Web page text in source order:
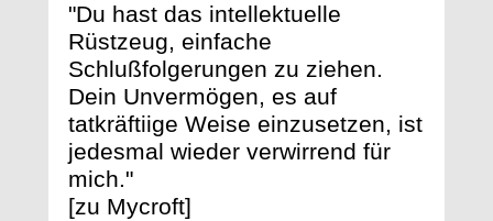
"Du hast das intellektuelle
Rüstzeug, einfache
Schlußfolgerungen zu ziehen.
Dein Unvermögen, es auf
tatkräftiige Weise einzusetzen, ist
jedesmal wieder verwirrend für
mich."
[zu Mycroft]